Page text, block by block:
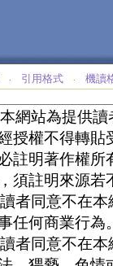
‧ 引用格式 ‧ 機讀